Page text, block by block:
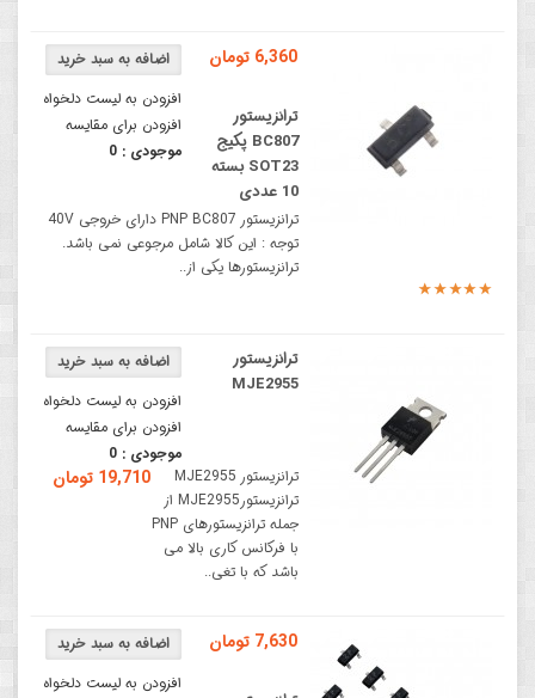
افزودن به لیست دلخواه
افزودن برای مقایسه
موجودی : 0
6,360 تومان
ترانزیستور
BC807 پکیج
SOT23 بسته
10 عددی
ترانزیستور PNP BC807 دارای خروجی 40V
توجه : این کالا شامل مرجوعی نمی باشد.
ترانزیستورها یکی از..
افزودن به لیست دلخواه
افزودن برای مقایسه
موجودی : 0
19,710 تومان
ترانزیستور
MJE2955
ترانزیستور MJE2955
ترانزیستورMJE2955 از
جمله ترانزیستورهای PNP
با فرکانس کاری بالا می
باشد که با تغی..
افزودن به لیست دلخواه
7,630 تومان